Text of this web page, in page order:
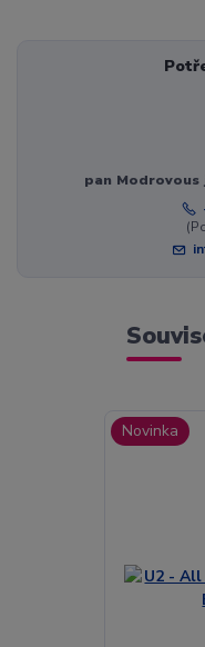
pan
Novinka